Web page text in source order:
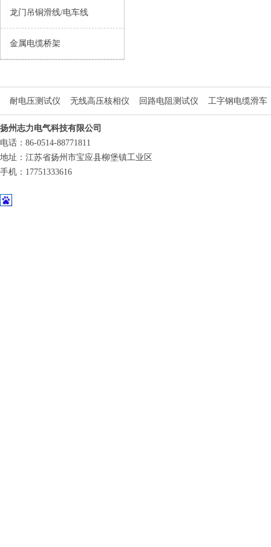
龙门吊铜滑线/电车线
金属电缆桥架
耐电压测试仪 无线高压核相仪 回路电阻测试仪 工字钢电缆滑车
扬州志力电气科技有限公司
电话：86-0514-88771811
地址：江苏省扬州市宝应县柳堡镇工业区
手机：17751333616